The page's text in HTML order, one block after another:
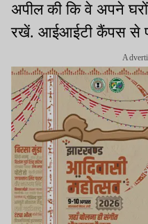
अपील की कि वे अपने
रखें. आईआईटी कैंपस से